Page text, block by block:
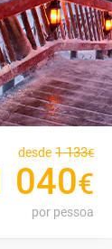
desde 1 133€
040€
por pessoa